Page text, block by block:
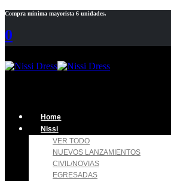
Compra mínima mayorista 6 unidades.
0
Home
Nissi
VER TODO
NUEVOS LANZAMIENTOS
CIVIL/NOVIAS
EGRESADAS